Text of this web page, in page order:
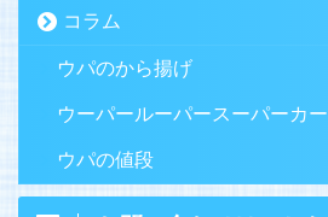
コラム
ウパのから揚げ
ウーパールーパースーパーカー
ウパの値段